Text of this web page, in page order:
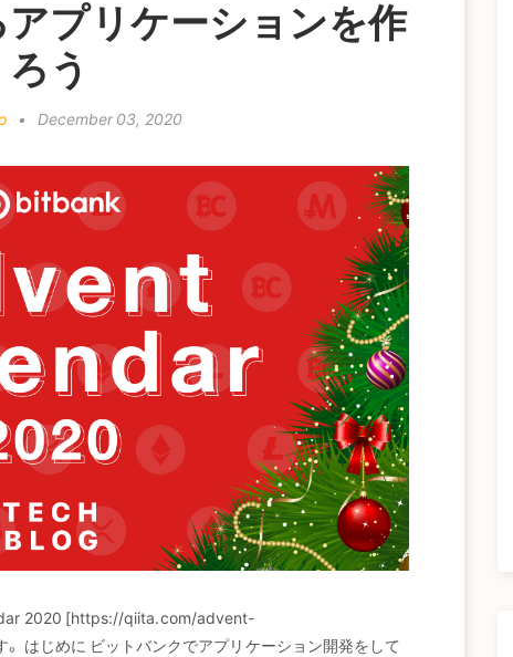
プリケーションを作
ろう
• December 03, 2020
2020 [https://qiita.com/advent-
はじめに ビットバンクでアプリケーション開発をして